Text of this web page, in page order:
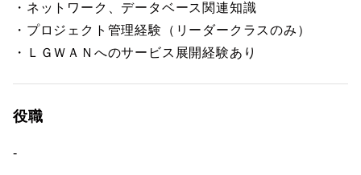
・ネットワーク、データベース関連知識
・プロジェクト管理経験（リーダークラスのみ）
・ＬＧＷＡＮへのサービス展開経験あり
役職
-